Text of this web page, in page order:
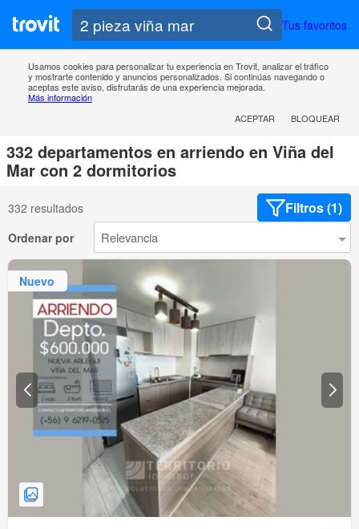
Tus favoritos
Usamos cookies para personalizar tu experiencia en Trovit, analizar el tráfico
y mostrarte contenido y anuncios personalizados. Si continúas navegando o
aceptas este aviso, disfrutarás de una experiencia mejorada.
Más información
ACEPTAR
BLOQUEAR
332 departamentos en arriendo en Viña del
Mar con 2 dormitorios
332 resultados Filtros (1)
Ordenar por
Nuevo